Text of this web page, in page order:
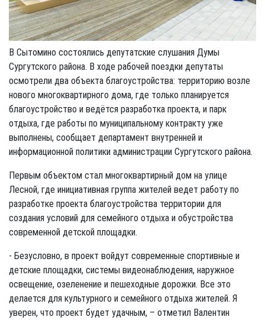
В Сытомино состоялись депутатские слушания Думы
Сургутского района. В ходе рабочей поездки депутаты
осмотрели два объекта благоустройства: территорию возле
нового многоквартирного дома, где только планируется
благоустройство и ведётся разработка проекта, и парк
отдыха, где работы по муниципальному контракту уже
выполнены, сообщает департамент внутренней и
информационной политики администрации Сургутского района.
Первым объектом стал многоквартирный дом на улице
Лесной, где инициативная группа жителей ведет работу по
разработке проекта благоустройства территории для
создания условий для семейного отдыха и обустройства
современной детской площадки.
- Безусловно, в проект войдут современные спортивные и
детские площадки, системы видеонаблюдения, наружное
освещение, озеленение и пешеходные дорожки. Все это
делается для культурного и семейного отдыха жителей. Я
уверен, что проект будет удачным, – отметил Валентин